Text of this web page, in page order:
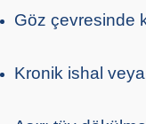
Göz çevresinde
Kronik ishal